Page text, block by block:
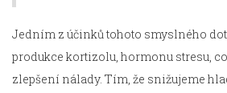
Jedním z účinků tohoto smyslného
produkce kortizolu, hormonu stresu,
zlepšení nálady. Tím, že snižujeme